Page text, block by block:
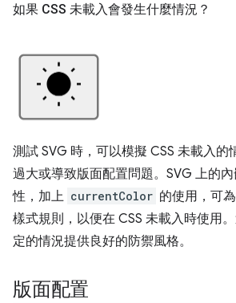
如果 CSS 未載入會發生什麼情況？
測試 SVG 時，可以模擬 CSS 未載入的
過大或導致版面配置問題。SVG 上的
性，加上 currentColor 的使用，可
樣式規則，以便在 CSS 未載入時使用
定的情況提供良好的防禦風格。
版面配置